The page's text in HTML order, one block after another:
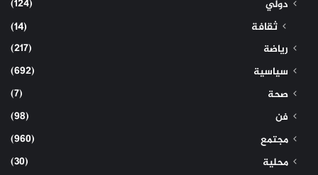
دولي
(124)
ثقافة (14)
رياضة
(217)
سياسية
(692)
صحة
(7)
فن
(98)
مجتمع
(960)
محلية
(30)